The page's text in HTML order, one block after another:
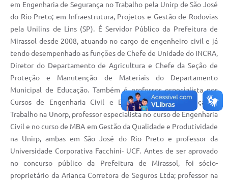
em Engenharia de Segurança no Trabalho pela Unirp de São José
do Rio Preto; em Infraestrutura, Projetos e Gestão de Rodovias
pela Unilins de Lins (SP). É Servidor Público da Prefeitura de
Mirassol desde 2008, atuando no cargo de engenheiro civil e já
tendo desempenhado as funções de Chefe de Unidade do INCRA,
Diretor do Departamento de Agricultura e Chefe da Seção de
Proteção e Manutenção de Materiais do Departamento
Municipal de Educação. Também é professor especialista nos
Cursos de Engenharia Civil e Engenharia de Segurança do
Trabalho na Unorp, professor especialista no curso de Engenharia
Civil e no curso de MBA em Gestão da Qualidade e Produtividade
na Unirp, ambas em São José do Rio Preto e professor da
Universidade Corporativa Facchini- UCF. Antes de ser aprovado
no concurso público da Prefeitura de Mirassol, foi sócio-
proprietário da Arianca Corretora de Seguros Ltda; professor na